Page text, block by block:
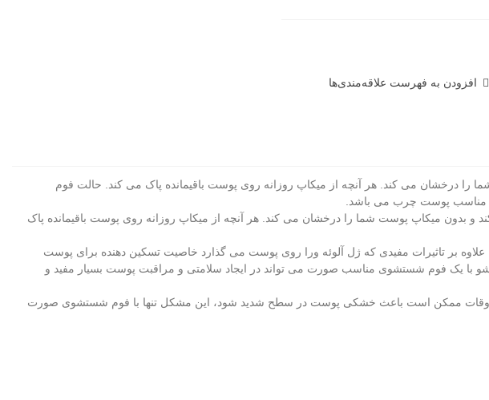
افزودن به فهرست علاقه‌مندی‌ها
و بدون میکاپ پوست شما را درخشان می کند. هر آنچه از میکاپ روزانه روی پوست باقیمانده پاک می کند. حالت فوم
مناسب پوست چرب می باشد.
میکاپ پوست شما را درخشان می کند. هر آنچه از میکاپ روزانه روی پوست باقیمانده پاک
بر تاثیرات مفیدی که ژل آلوئه ورا روی پوست می گذارد خاصیت تسکین دهنده برای پوست
با یک فوم شستشوی مناسب صورت می تواند در ایجاد سلامتی و مراقبت پوست بسیار مفید و
اوقات ممکن است باعث خشکی پوست در سطح شدید شود، این مشکل تنها با فوم شستشوی صورت